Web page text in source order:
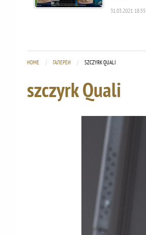
31.03.2021 18:55
HOME ГАЛЕРЕИ CURRENT:
SZCZYRK QUALI
szczyrk Quali